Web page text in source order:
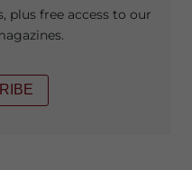
plus free access to our